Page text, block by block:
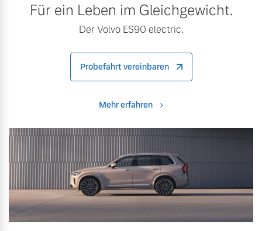
Für ein Leben im Gleichgewicht.
Der Volvo ES90 electric.
Probefahrt vereinbaren
Mehr erfahren